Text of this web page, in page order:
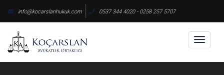
content
info@kocarslanhukuk.com 0537 344 4020 - 0258 257 5707